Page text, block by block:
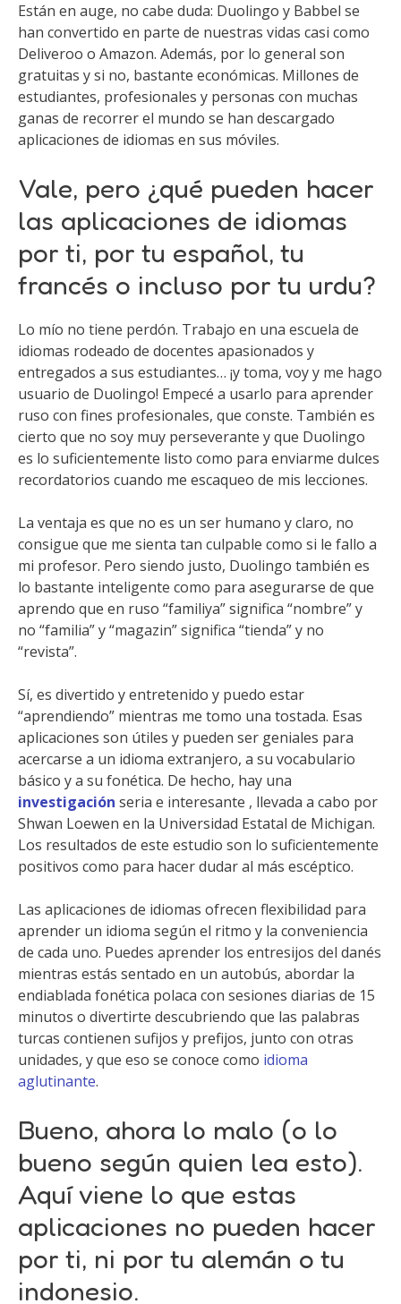
Están en auge, no cabe duda: Duolingo y Babbel se
han convertido en parte de nuestras vidas casi como
Deliveroo o Amazon. Además, por lo general son
gratuitas y si no, bastante económicas. Millones de
estudiantes, profesionales y personas con muchas
ganas de recorrer el mundo se han descargado
aplicaciones de idiomas en sus móviles.
Vale, pero ¿qué pueden hacer
las aplicaciones de idiomas
por ti, por tu español, tu
francés o incluso por tu urdu?
Lo mío no tiene perdón. Trabajo en una escuela de
idiomas rodeado de docentes apasionados y
entregados a sus estudiantes… ¡y toma, voy y me hago
usuario de Duolingo! Empecé a usarlo para aprender
ruso con fines profesionales, que conste. También es
cierto que no soy muy perseverante y que Duolingo
es lo suficientemente listo como para enviarme dulces
recordatorios cuando me escaqueo de mis lecciones.
La ventaja es que no es un ser humano y claro, no
consigue que me sienta tan culpable como si le fallo a
mi profesor. Pero siendo justo, Duolingo también es
lo bastante inteligente como para asegurarse de que
aprendo que en ruso “familiya” significa “nombre” y
no “familia” y “magazin” significa “tienda” y no
“revista”.
Sí, es divertido y entretenido y puedo estar
“aprendiendo” mientras me tomo una tostada. Esas
aplicaciones son útiles y pueden ser geniales para
acercarse a un idioma extranjero, a su vocabulario
básico y a su fonética. De hecho, hay una
investigación seria e interesante , llevada a cabo por
Shwan Loewen en la Universidad Estatal de Michigan.
Los resultados de este estudio son lo suficientemente
positivos como para hacer dudar al más escéptico.
Las aplicaciones de idiomas ofrecen flexibilidad para
aprender un idioma según el ritmo y la conveniencia
de cada uno. Puedes aprender los entresijos del danés
mientras estás sentado en un autobús, abordar la
endiablada fonética polaca con sesiones diarias de 15
minutos o divertirte descubriendo que las palabras
turcas contienen sufijos y prefijos, junto con otras
unidades, y que eso se conoce como idioma
aglutinante.
Bueno, ahora lo malo (o lo
bueno según quien lea esto).
Aquí viene lo que estas
aplicaciones no pueden hacer
por ti, ni por tu alemán o tu
indonesio.